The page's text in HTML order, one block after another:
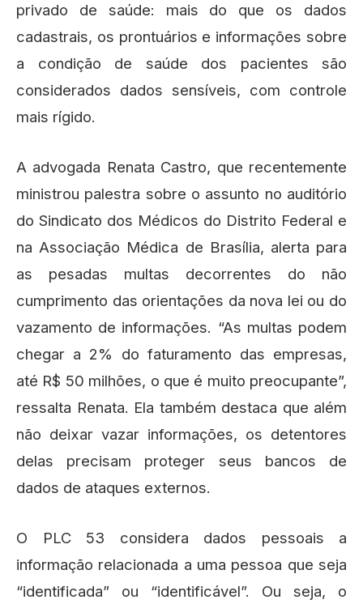
privado de saúde: mais do que os dados
cadastrais, os prontuários e informações sobre
a condição de saúde dos pacientes são
considerados dados sensíveis, com controle
mais rígido.
A advogada Renata Castro, que recentemente
ministrou palestra sobre o assunto no auditório
do Sindicato dos Médicos do Distrito Federal e
na Associação Médica de Brasília, alerta para
as pesadas multas decorrentes do não
cumprimento das orientações da nova lei ou do
vazamento de informações. “As multas podem
chegar a 2% do faturamento das empresas,
até R$ 50 milhões, o que é muito preocupante”,
ressalta Renata. Ela também destaca que além
não deixar vazar informações, os detentores
delas precisam proteger seus bancos de
dados de ataques externos.
O PLC 53 considera dados pessoais a
informação relacionada a uma pessoa que seja
“identificada” ou “identificável”. Ou seja, o